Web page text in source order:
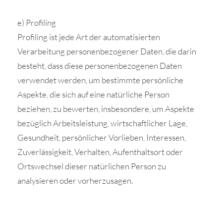
e) Profiling
Profiling ist jede Art der automatisierten
Verarbeitung personenbezogener Daten, die darin
besteht, dass diese personenbezogenen Daten
verwendet werden, um bestimmte persönliche
Aspekte, die sich auf eine natürliche Person
beziehen, zu bewerten, insbesondere, um Aspekte
bezüglich Arbeitsleistung, wirtschaftlicher Lage,
Gesundheit, persönlicher Vorlieben, Interessen,
Zuverlässigkeit, Verhalten, Aufenthaltsort oder
Ortswechsel dieser natürlichen Person zu
analysieren oder vorherzusagen.